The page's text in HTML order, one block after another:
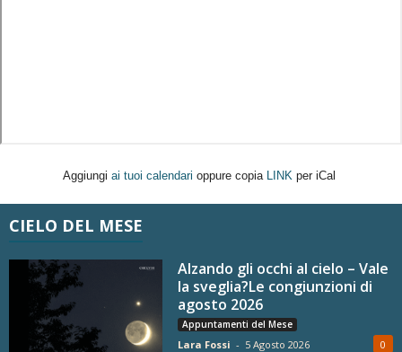
Aggiungi ai tuoi calendari oppure copia LINK per iCal
CIELO DEL MESE
Alzando gli occhi al cielo – Vale
la sveglia?Le congiunzioni di
agosto 2026
Appuntamenti del Mese
Lara Fossi - 5 Agosto 2026 0